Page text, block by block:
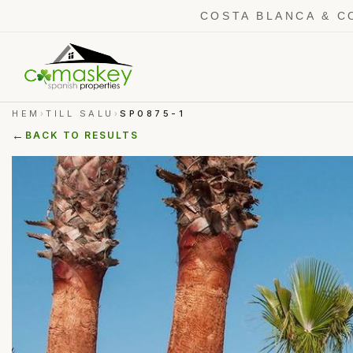
COSTA BLANCA &
HEM ›TILL SALU ›SP0875-1
← BACK TO RESULTS